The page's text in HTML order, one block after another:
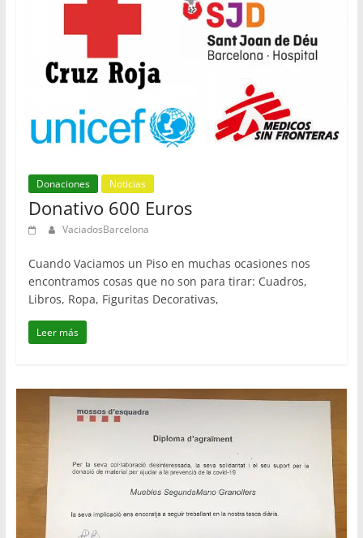
Donaciones Noticias
Donativo 600 Euros
VaciadosBarcelona
Cuando Vaciamos un Piso en muchas ocasiones nos
encontramos cosas que no son para tirar: Cuadros,
Libros, Ropa, Figuritas Decorativas,
Leer más